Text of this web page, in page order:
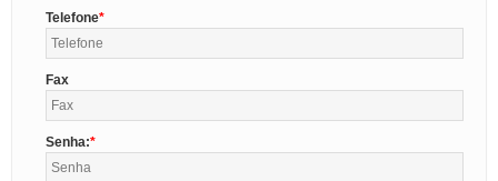
Telefone
Fax
Senha: